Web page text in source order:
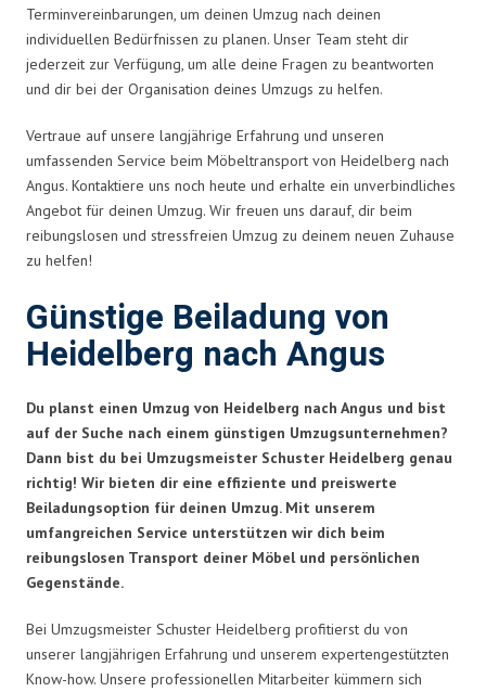
Terminvereinbarungen, um deinen Umzug nach deinen
individuellen Bedürfnissen zu planen. Unser Team steht dir
jederzeit zur Verfügung, um alle deine Fragen zu beantworten
und dir bei der Organisation deines Umzugs zu helfen.
Vertraue auf unsere langjährige Erfahrung und unseren
umfassenden Service beim Möbeltransport von Heidelberg nach
Angus. Kontaktiere uns noch heute und erhalte ein unverbindliches
Angebot für deinen Umzug. Wir freuen uns darauf, dir beim
reibungslosen und stressfreien Umzug zu deinem neuen Zuhause
zu helfen!
Günstige Beiladung von
Heidelberg nach Angus
Du planst einen Umzug von Heidelberg nach Angus und bist
auf der Suche nach einem günstigen Umzugsunternehmen?
Dann bist du bei Umzugsmeister Schuster Heidelberg genau
richtig! Wir bieten dir eine effiziente und preiswerte
Beiladungsoption für deinen Umzug. Mit unserem
umfangreichen Service unterstützen wir dich beim
reibungslosen Transport deiner Möbel und persönlichen
Gegenstände.
Bei Umzugsmeister Schuster Heidelberg profitierst du von
unserer langjährigen Erfahrung und unserem expertengestützten
Know-how. Unsere professionellen Mitarbeiter kümmern sich